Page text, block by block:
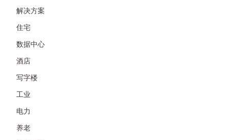
友
链
接-
非
首
页
解决方案
住宅
数据中心
酒店
写字楼
工业
电力
养老